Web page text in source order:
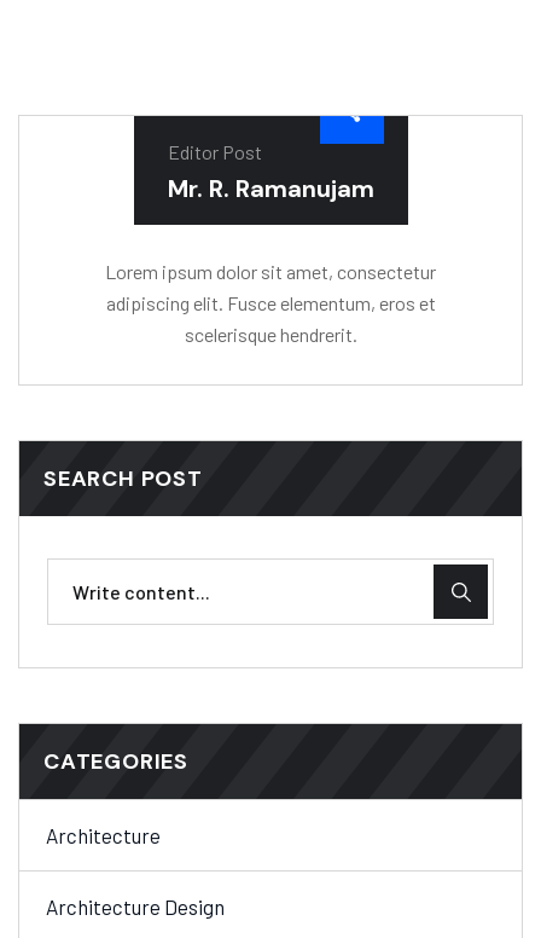
Editor Post
Mr. R. Ramanujam
Lorem ipsum dolor sit amet, consectetur
adipiscing elit. Fusce elementum, eros et
scelerisque hendrerit.
SEARCH POST
CATEGORIES
Architecture
Architecture Design